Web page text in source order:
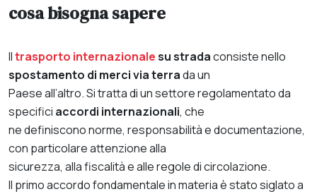
cosa bisogna sapere
Iltrasporto internazionalesu stradaconsiste nello
spostamento di merci via terrada un
Paese all’altro. Si tratta di un settore regolamentato da
specifici accordi internazionali, che
ne definiscono norme, responsabilità e documentazione,
con particolare attenzione alla
sicurezza, alla fiscalità e alle regole di circolazione.
Il primo accordo fondamentale in materia è stato siglato a